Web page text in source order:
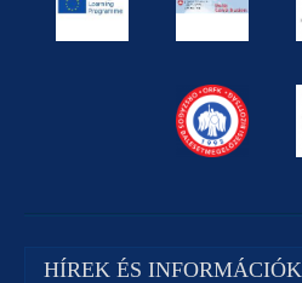
HÍREK ÉS INFORMÁCIÓK